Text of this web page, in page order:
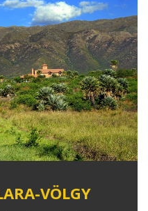
VÖLGY